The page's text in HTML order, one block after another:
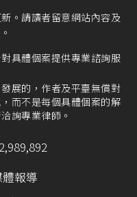
。請讀者留意網站內容及
具體個案提供專業諮詢服
展的，作者及平臺無償對
而不是每個具體個案的解
詢專業律師。
體報導